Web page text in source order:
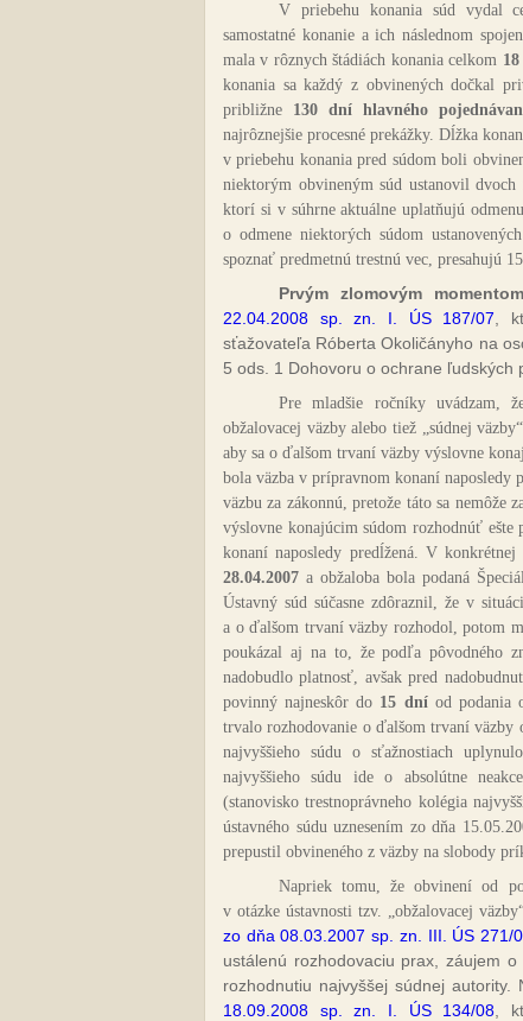
V priebehu konania súd vydal
samostatné konanie a ich následnom
mala v rôznych štádiách konania celkom
konania sa každý z obvinených dočkal
približne 130 dní hlavného
najrôznejšie procesné prekážky. Dĺžka
v priebehu konania pred súdom boli
niektorým obvineným súd ustanovil
ktorí si v súhrne aktuálne uplatňujú
o odmene niektorých súdom
spoznať predmetnú trestnú vec, presahujú
Prvým zlomovým momentom
22.04.2008 sp. zn. I. ÚS 187/07 ,
sťažovateľa Róberta Okoličányho na
5 ods. 1 Dohovoru o ochrane ľudských
Pre mladšie ročníky uvádzam,
obžalovacej väzby alebo tiež „súdnej väzby“
aby sa o ďalšom trvaní väzby výslovne
bola väzba v prípravnom konaní naposledy
väzbu za zákonnú, pretože táto sa nemôže
výslovne konajúcim súdom rozhodnúť
konaní naposledy predĺžená. V
28.04.2007 a obžaloba bola podaná
Ústavný súd súčasne zdôraznil, že v
a o ďalšom trvaní väzby rozhodol, potom
poukázal aj na to, žepodľa pôvodného
nadobudlo platnosť, avšak pred
povinný najneskôr do 15 dníod podania
trvalo rozhodovanie o ďalšom trvaní väzby
najvyššieho súdu o sťažnostiach
najvyššieho súdu ide o absolútne
(stanovisko trestnoprávneho kolégia
ústavného súdu uznesením zo dňa
prepustil obvineného z väzby na slobody
Napriek tomu, že obvinení od
v otázke ústavnosti tzv. „obžalovacej
zo dňa 08.03.2007 sp. zn. III. ÚS 271/
ustálenú rozhodovaciu prax, záujem
rozhodnutiu najvyššej súdnej autority.
18.09.2008 sp. zn. I. ÚS 134/08 ,